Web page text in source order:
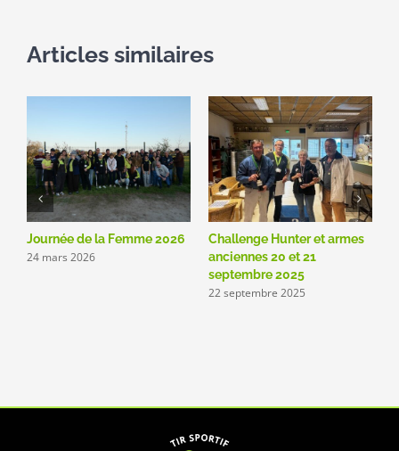
Articles similaires
Journée de la Femme 2026
24 mars 2026
Challenge Hunter et armes
anciennes 20 et 21
septembre 2025
22 septembre 2025